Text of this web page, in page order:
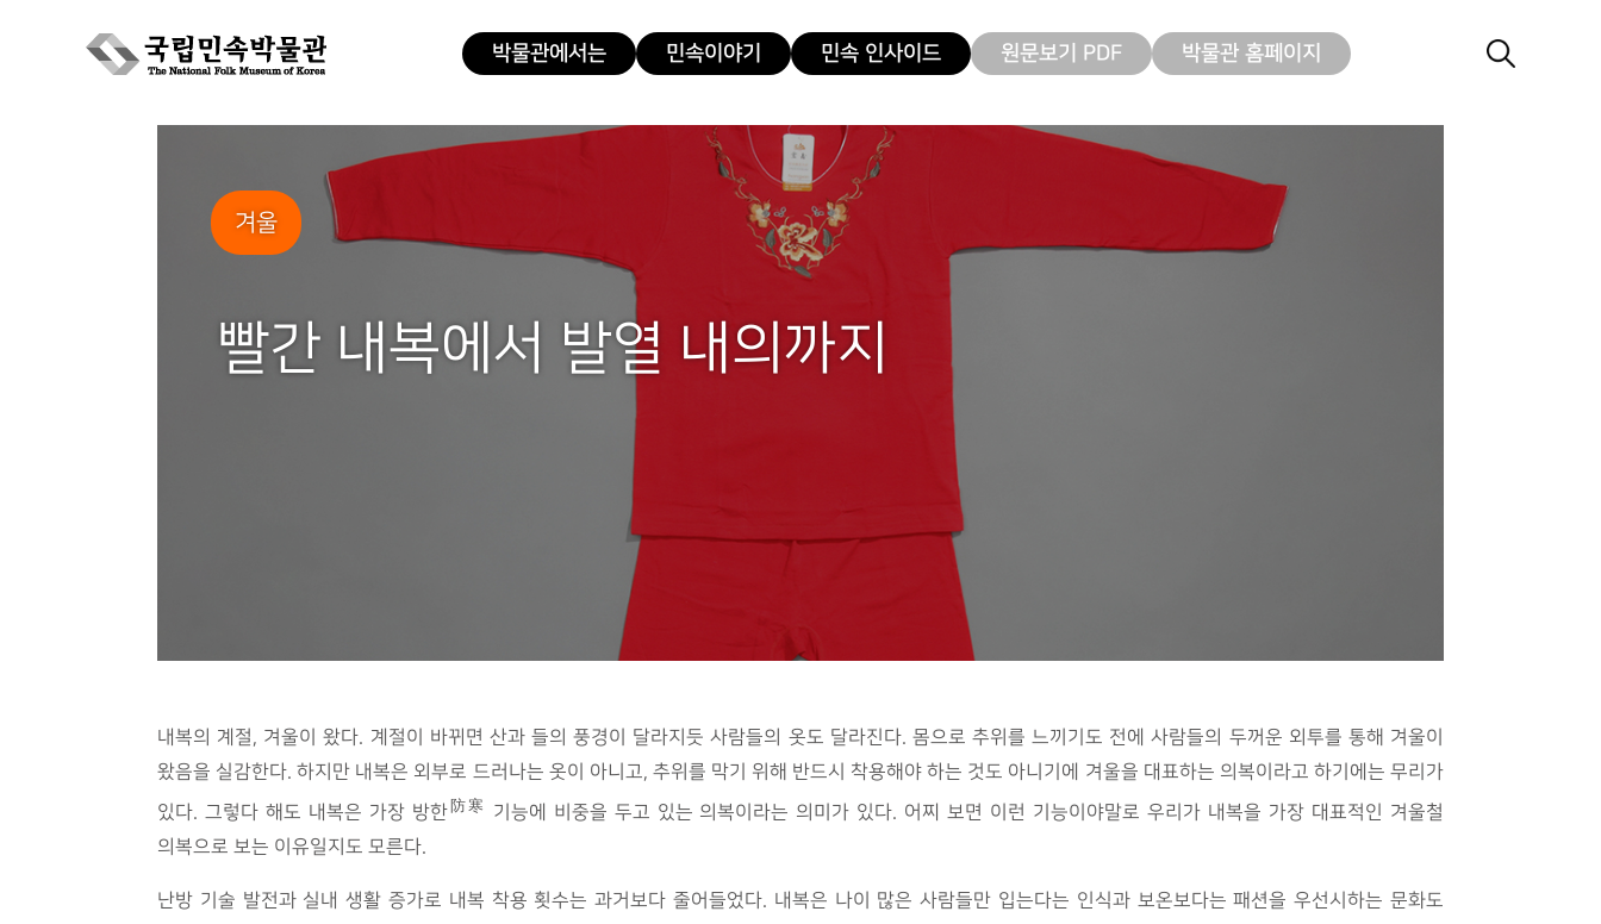
박물관에서는 민속이야기 민속 인사이드 원문보기 PDF 박물관 홈페이지
Skip
겨울
빨간 내복에서 발열 내의까지
내복의 계절, 겨울이 왔다. 계절이 바뀌면 산과 들의 풍경이 달라지듯 사람들의 옷도 달라진다. 몸으로 추위를 느끼기도 전에 사람들의 두꺼운 외투를 통해 겨울이
왔음을 실감한다. 하지만 내복은 외부로 드러나는 옷이 아니고, 추위를 막기 위해 반드시 착용해야 하는 것도 아니기에 겨울을 대표하는 의복이라고 하기에는 무리가
있다. 그렇다 해도 내복은 가장 방한防寒
기능에 비중을 두고 있는 의복이라는 의미가 있다. 어찌 보면 이런 기능이야말로 우리가 내복을 가장 대표적인 겨울철
의복으로 보는 이유일지도 모른다.
난방 기술 발전과 실내 생활 증가로 내복 착용 횟수는 과거보다 줄어들었다. 내복은 나이 많은 사람들만 입는다는 인식과 보온보다는 패션을 우선시하는 문화도